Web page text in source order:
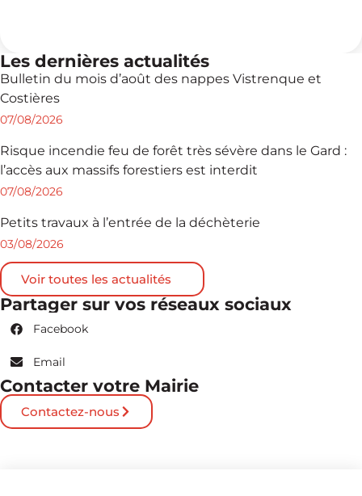
Les dernières actualités
Bulletin du mois d’août des nappes Vistrenque et
Costières
07/08/2026
Risque incendie feu de forêt très sévère dans le Gard :
l’accès aux massifs forestiers est interdit
07/08/2026
Petits travaux à l’entrée de la déchèterie
03/08/2026
Voir toutes les actualités
Partager sur vos réseaux sociaux
Facebook
Email
Contacter votre Mairie
Contactez-nous